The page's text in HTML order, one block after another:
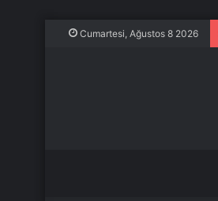
Cumartesi, Ağustos 8 2026